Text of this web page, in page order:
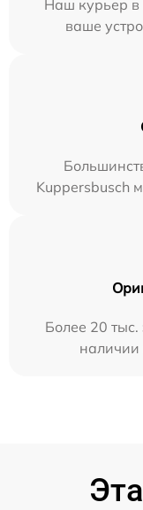
Наш курьер в
ваше
Kuppersbusch
Более 20 тыс.
наличии